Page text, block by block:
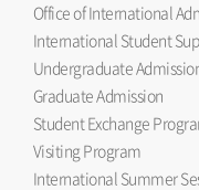
Office of International
International Student
Undergraduate
Graduate Admission
Student Exchange
Visiting Program
International Summer